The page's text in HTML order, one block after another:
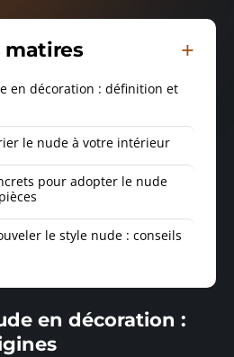
matires
en décoration : définition et
le nude à votre intérieur
pour adopter le nude
le style nude : conseils
en décoration :